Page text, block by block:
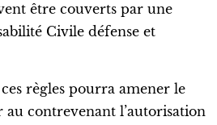
être couverts par une
Civile défense et
règles pourra amener le
contrevenant l’autorisation